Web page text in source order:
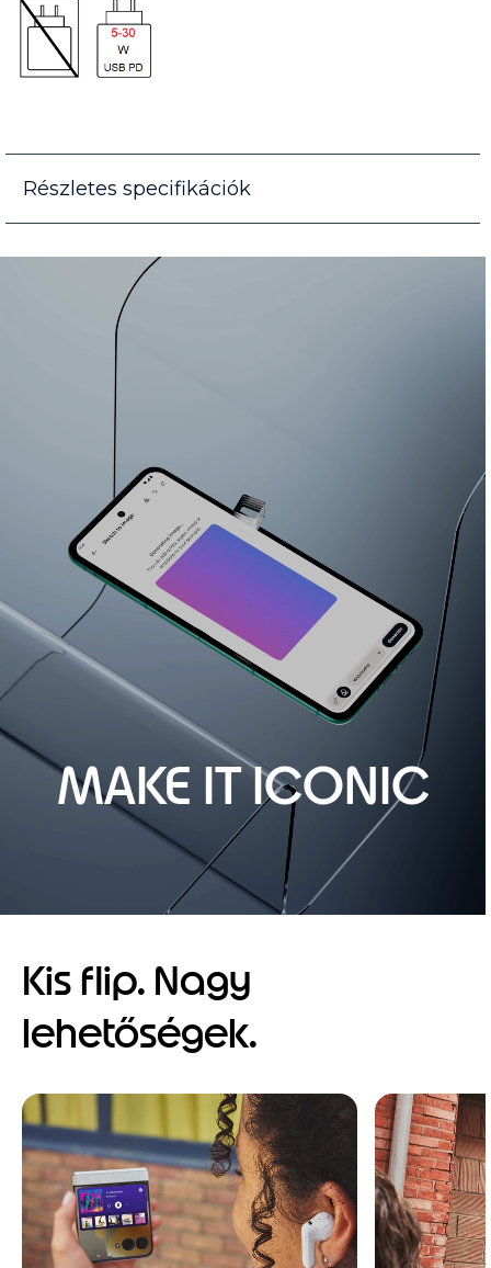
Részletes specifikációk
MAKE IT ICONIC
Kis flip. Nagy
lehetőségek.